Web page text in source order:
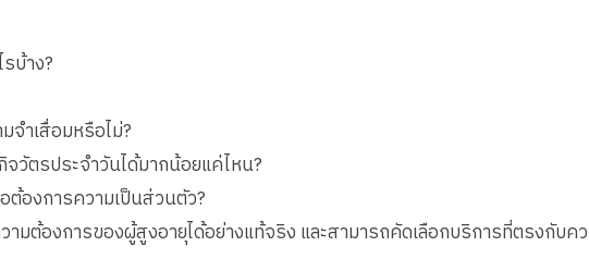
บ้าง?
จำเสื่อมหรือไม่?
วัตรประจำวันได้มากน้อยแค่ไหน?
องการความเป็นส่วนตัว?
ามต้องการของผู้สูงอายุได้อย่างแท้จริง และสามารถคัดเลือกบริการที่ตรงกับ